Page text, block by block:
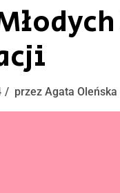
przez Agata Oleńska